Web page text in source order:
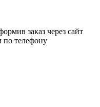
заказ через сайт
по телефону